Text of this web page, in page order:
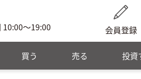
10:00～19:00 会員登録
買う 売る 投資